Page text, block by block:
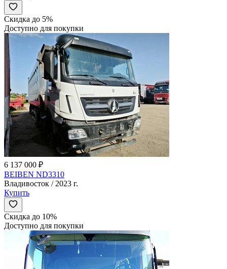
Скидка до 5%
Доступно для покупки
6 137 000 ₽
BEIBEN ND3310
Владивосток / 2023 г.
Купить
Скидка до 10%
Доступно для покупки